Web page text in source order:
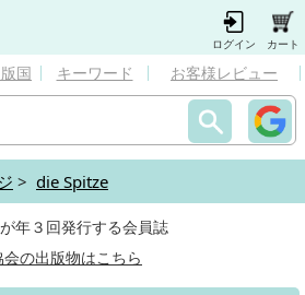
ログイン カート
国 キーワード お客様レビュー
> die Spitze
年３回発行する会員誌
の出版物はこちら